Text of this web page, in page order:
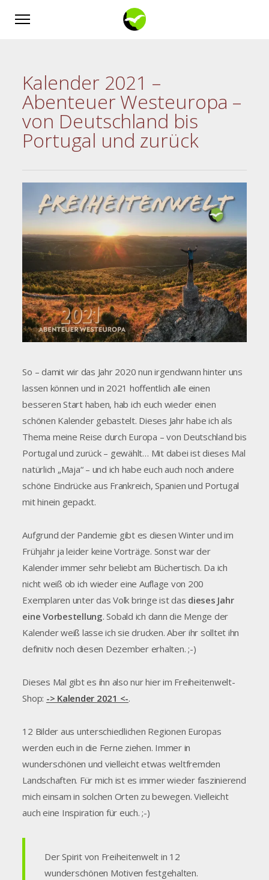
Kalender 2021 –
Abenteuer Westeuropa –
von Deutschland bis
Portugal und zurück
So – damit wir das Jahr 2020 nun irgendwann hinter uns
lassen können und in 2021 hoffentlich alle einen
besseren Start haben, hab ich euch wieder einen
schönen Kalender gebastelt. Dieses Jahr habe ich als
Thema meine Reise durch Europa – von Deutschland bis
Portugal und zurück – gewählt… Mit dabei ist dieses Mal
natürlich „Maja“ – und ich habe euch auch noch andere
schöne Eindrücke aus Frankreich, Spanien und Portugal
mit hinein gepackt.
Aufgrund der Pandemie gibt es diesen Winter und im
Frühjahr ja leider keine Vorträge. Sonst war der
Kalender immer sehr beliebt am Büchertisch. Da ich
nicht weiß ob ich wieder eine Auflage von 200
Exemplaren unter das Volk bringe ist das dieses Jahr
eine Vorbestellung. Sobald ich dann die Menge der
Kalender weiß lasse ich sie drucken. Aber ihr solltet ihn
definitiv noch diesen Dezember erhalten. ;-)
Dieses Mal gibt es ihn also nur hier im Freiheitenwelt-
Shop: -> Kalender 2021 <-.
12 Bilder aus unterschiedlichen Regionen Europas
werden euch in die Ferne ziehen. Immer in
wunderschönen und vielleicht etwas weltfremden
Landschaften. Für mich ist es immer wieder faszinierend
mich einsam in solchen Orten zu bewegen. Vielleicht
auch eine Inspiration für euch. ;-)
Der Spirit von Freiheitenwelt in 12
wunderschönen Motiven festgehalten.